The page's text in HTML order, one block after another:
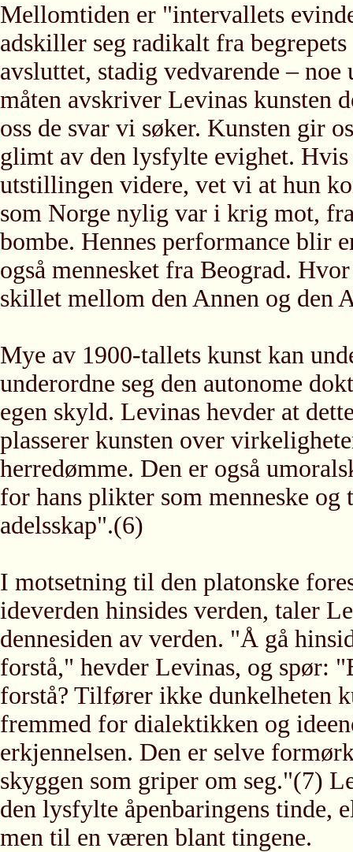
Mellomtiden er "intervallets
adskiller seg radikalt fra
avsluttet, stadig vedvarende –
måten avskriver Levinas kunsten
oss de svar vi søker. Kunsten gir
glimt av den lysfylte evighet.
utstillingen videre, vet vi at hun
som Norge nylig var i krig mot,
bombe. Hennes performance blir
også mennesket fra Beograd.
skillet mellom den Annen og den
Mye av 1900-tallets kunst kan
underordne seg den autonome
egen skyld. Levinas hevder at
plasserer kunsten over
herredømme. Den er også
for hans plikter som menneske
adelsskap".(6)
I motsetning til den platonske
ideverden hinsides verden, taler
dennesiden av verden. "Å gå
forstå," hevder Levinas, og spør:
forstå? Tilfører ikke dunkelheten
fremmed for dialektikken og
erkjennelsen. Den er selve
skyggen som griper om seg."(7)
den lysfylte åpenbaringens tinde,
men til en væren blant tingene.